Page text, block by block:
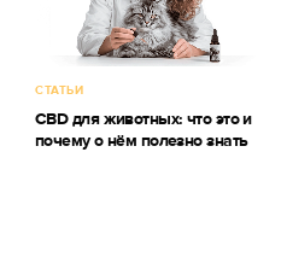
СТАТЬИ
CBD для животных: что это и
почему о нём полезно знать